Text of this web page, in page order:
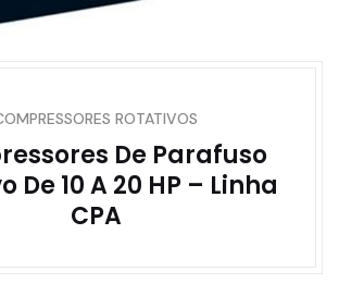
ROTATIVOS
De Parafuso
De 10 A 20 HP – Linha
CPA